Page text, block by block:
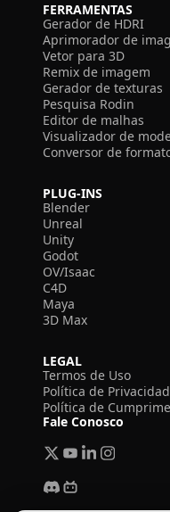
FERRAMENTAS
Gerador de HDRI
Aprimorador de
Vetor para 3D
Remix de imagem
Gerador de texturas
Pesquisa Rodin
Editor de malhas
Visualizador de
Conversor de
PLUG-INS
Blender
Unreal
Unity
Godot
OV/Isaac
C4D
Maya
3D Max
LEGAL
Termos de Uso
Política de
Política de
Fale Conosco